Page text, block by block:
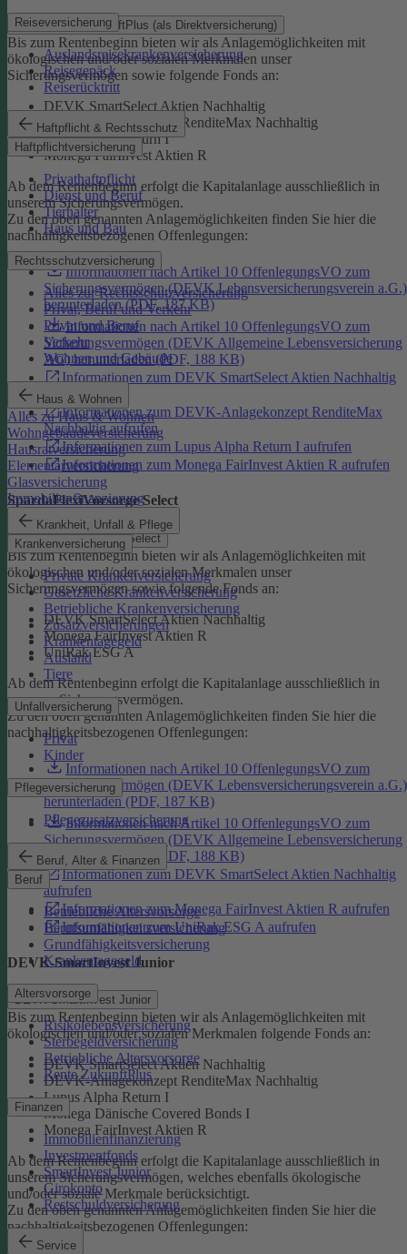
Reiseversicherung
Auslandsreisekrankenversicherung
Reisegepäck
Reiserücktritt
Haftpflicht & Rechtsschutz
Haftpflichtversicherung
Privathaftpflicht
Dienst und Beruf
Tierhalter
Haus und Bau
Rechtsschutzversicherung
Alles zur Rechtsschutzversicherung
Privat, Beruf und Verkehr
Privat und Beruf
Verkehr
Wohnen und Gebäude
Haus & Wohnen
Alles zu Haus & Wohnen
Wohngebäudeversicherung
Hausratversicherung
Elementarversicherung
Glasversicherung
Immobilienfinanzierung
Krankheit, Unfall & Pflege
Krankenversicherung
Private Krankenversicherung
Gesetzliche Krankenversicherung
Betriebliche Krankenversicherung
Zusatzversicherungen
Krankentagegeld
Ausland
Tiere
Unfallversicherung
Privat
Kinder
Pflegeversicherung
Pflegezusatzversicherung
Beruf, Alter & Finanzen
Beruf
Betriebliche Altersvorsorge
Berufsunfähigkeitsversicherung
Grundfähigkeitsversicherung
Krankentagegeld
Altersvorsorge
Risikolebensversicherung
Sterbegeldversicherung
Betriebliche Altersvorsorge
Rente ZukunftPlus
Finanzen
Immobilienfinanzierung
Investmentfonds
SmartInvest Junior
Girokonto
Restschuldversicherung
Service
DEVK-Rente ZukunftPlus (als Direktversicherung)
Bis zum Rentenbeginn bieten wir als Anlagemöglichkeiten mit
ökologischen und/oder sozialen Merkmalen unser
Sicherungsvermögen sowie folgende Fonds an:
DEVK SmartSelect Aktien Nachhaltig
DEVK-Anlagekonzept RenditeMax Nachhaltig
Lupus Alpha Return I
Monega FairInvest Aktien R
Ab dem Rentenbeginn erfolgt die Kapitalanlage ausschließlich in
unserem Sicherungsvermögen.
Zu den oben genannten Anlagemöglichkeiten finden Sie hier die
nachhaltigkeitsbezogenen Offenlegungen:
Informationen nach Artikel 10 OffenlegungsVO zum
Sicherungsvermögen (DEVK Lebensversicherungsverein a.G.)
herunterladen (PDF, 187 KB)
Informationen nach Artikel 10 OffenlegungsVO zum
Sicherungsvermögen (DEVK Allgemeine Lebensversicherung
AG) herunterladen (PDF, 188 KB)
Informationen zum DEVK SmartSelect Aktien Nachhaltig
aufrufen
Informationen zum DEVK-Anlagekonzept RenditeMax
Nachhaltig aufrufen
Informationen zum Lupus Alpha Return I aufrufen
Informationen zum Monega FairInvest Aktien R aufrufen
SpardaFlexiVorsorge Select
SpardaFlexiVorsorge Select
Bis zum Rentenbeginn bieten wir als Anlagemöglichkeiten mit
ökologischen und/oder sozialen Merkmalen unser
Sicherungsvermögen sowie folgende Fonds an:
DEVK SmartSelect Aktien Nachhaltig
Monega FairInvest Aktien R
UniRak ESG A
Ab dem Rentenbeginn erfolgt die Kapitalanlage ausschließlich in
unserem Sicherungsvermögen.
Zu den oben genannten Anlagemöglichkeiten finden Sie hier die
nachhaltigkeitsbezogenen Offenlegungen:
Informationen nach Artikel 10 OffenlegungsVO zum
Sicherungsvermögen (DEVK Lebensversicherungsverein a.G.)
herunterladen (PDF, 187 KB)
Informationen nach Artikel 10 OffenlegungsVO zum
Sicherungsvermögen (DEVK Allgemeine Lebensversicherung
AG) herunterladen (PDF, 188 KB)
Informationen zum DEVK SmartSelect Aktien Nachhaltig
aufrufen
Informationen zum Monega FairInvest Aktien R aufrufen
Informationen zum UniRak ESG A aufrufen
DEVK-SmartInvest Junior
DEVK-SmartInvest Junior
Bis zum Rentenbeginn bieten wir als Anlagemöglichkeiten mit
ökologischen und/oder sozialen Merkmalen folgende Fonds an:
DEVK SmartSelect Aktien Nachhaltig
DEVK-Anlagekonzept RenditeMax Nachhaltig
Lupus Alpha Return I
Monega Dänische Covered Bonds I
Monega FairInvest Aktien R
Ab dem Rentenbeginn erfolgt die Kapitalanlage ausschließlich in
unserem Sicherungsvermögen, welches ebenfalls ökologische
und/oder soziale Merkmale berücksichtigt.
Zu den oben genannten Anlagemöglichkeiten finden Sie hier die
nachhaltigkeitsbezogenen Offenlegungen: